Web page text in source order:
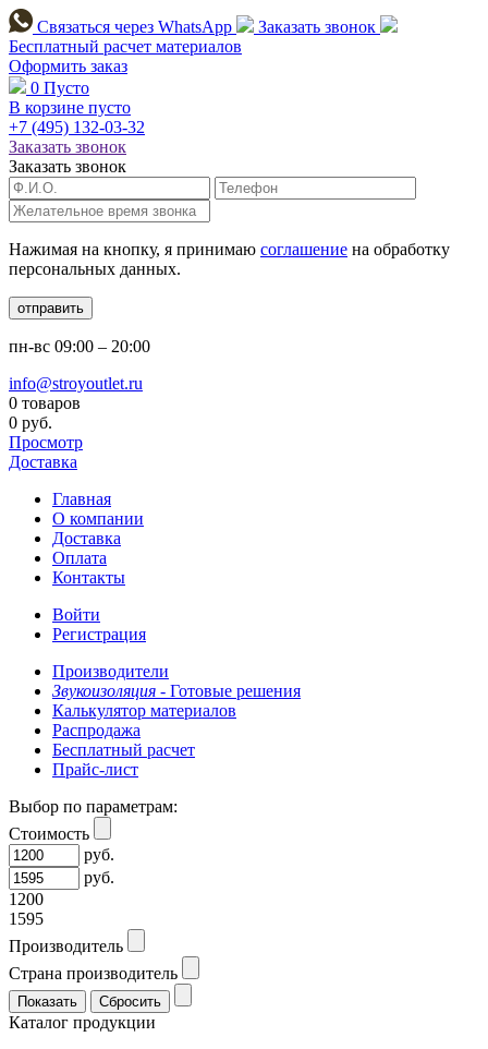
Связаться через WhatsApp
Заказать звонок
Бесплатный расчет материалов
Оформить заказ
0 Пусто
В корзине пусто
+7 (495) 132-03-32
Заказать звонок
Заказать звонок
Нажимая на кнопку, я принимаю соглашение на обработку
персональных данных.
отправить
пн-вс 09:00 – 20:00
info@stroyoutlet.ru
0 товаров
0 руб.
Просмотр
Доставка
Главная
О компании
Доставка
Оплата
Контакты
Войти
Регистрация
Производители
Звукоизоляция - Готовые решения
Калькулятор материалов
Распродажа
Бесплатный расчет
Прайс-лист
Выбор по параметрам:
Стоимость
руб.
руб.
1200
1595
Производитель
Страна производитель
Каталог продукции